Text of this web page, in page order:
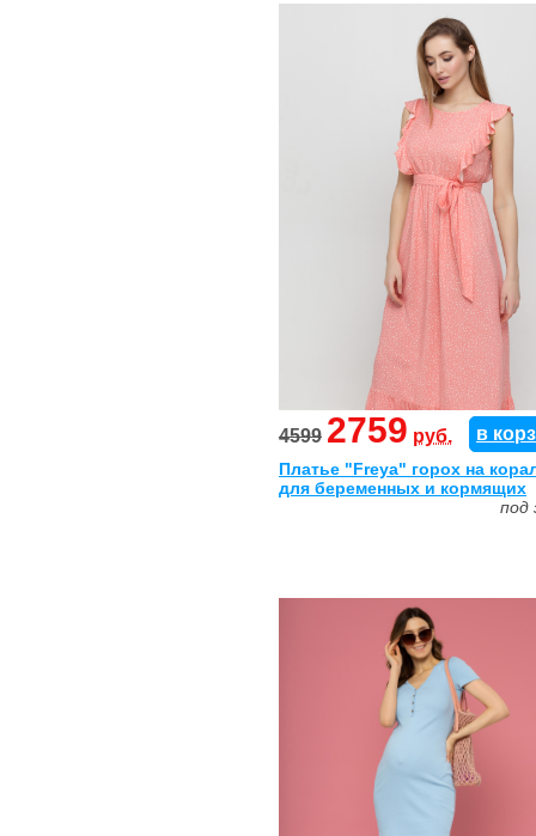
4599 2759 руб. в
Платье "Freya" горох на
для беременных и кормящих
под